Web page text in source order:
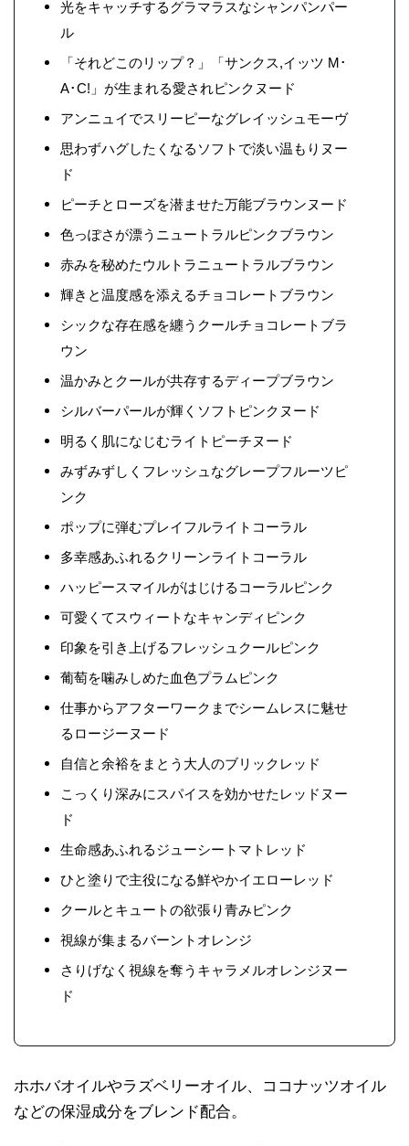
光をキャッチするグラマラスなシャンパンパー
ル
「それどこのリップ？」「サンクス,イッツ M･
A･C!」が生まれる愛されピンクヌード
アンニュイでスリーピーなグレイッシュモーヴ
思わずハグしたくなるソフトで淡い温もりヌー
ド
ピーチとローズを潜ませた万能ブラウンヌード
色っぽさが漂うニュートラルピンクブラウン
赤みを秘めたウルトラニュートラルブラウン
輝きと温度感を添えるチョコレートブラウン
シックな存在感を纏うクールチョコレートブラ
ウン
温かみとクールが共存するディープブラウン
シルバーパールが輝くソフトピンクヌード
明るく肌になじむライトピーチヌード
みずみずしくフレッシュなグレープフルーツピ
ンク
ポップに弾むプレイフルライトコーラル
多幸感あふれるクリーンライトコーラル
ハッピースマイルがはじけるコーラルピンク
可愛くてスウィートなキャンディピンク
印象を引き上げるフレッシュクールピンク
葡萄を噛みしめた血色プラムピンク
仕事からアフターワークまでシームレスに魅せ
るロージーヌード
自信と余裕をまとう大人のブリックレッド
こっくり深みにスパイスを効かせたレッドヌー
ド
生命感あふれるジューシートマトレッド
ひと塗りで主役になる鮮やかイエローレッド
クールとキュートの欲張り青みピンク
視線が集まるバーントオレンジ
さりげなく視線を奪うキャラメルオレンジヌー
ド
ホホバオイルやラズベリーオイル、ココナッツオイル
などの保湿成分をブレンド配合。